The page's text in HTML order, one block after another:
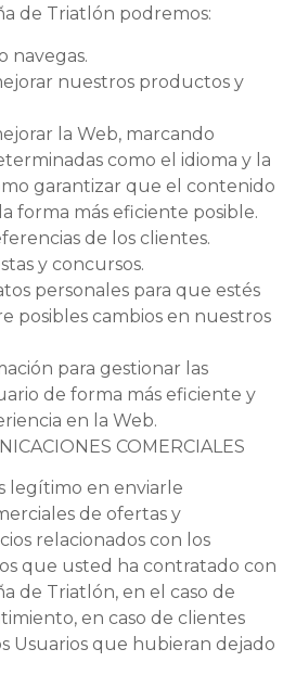
de Triatlón podremos:
navegas.
nuestros productos y
la Web, marcando
como el idioma y la
garantizar que el contenido
forma más eficiente posible.
de los clientes.
y concursos.
personales para que estés
posibles cambios en nuestros
para gestionar las
de forma más eficiente y
en la Web.
COMERCIALES
legítimo en enviarle
de ofertas y
relacionados con los
que usted ha contratado con
de Triatlón, en el caso de
en caso de clientes
Usuarios que hubieran dejado